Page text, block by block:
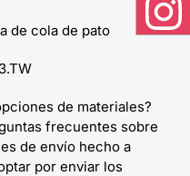
de cola de pato
de materiales?
frecuentes sobre
de envío hecho a
por enviar los